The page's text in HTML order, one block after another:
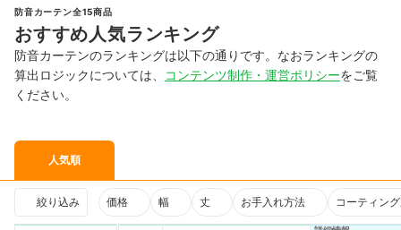
防音カーテン全15商品
おすすめ人気ランキング
防音カーテンのランキングは以下の通りです。なおランキングの
算出ロジックについては、
コンテンツ制作・運営ポリシーをご覧
ください。
人気順
絞り込み 価格 幅 丈 お手入れ方法 コーティン